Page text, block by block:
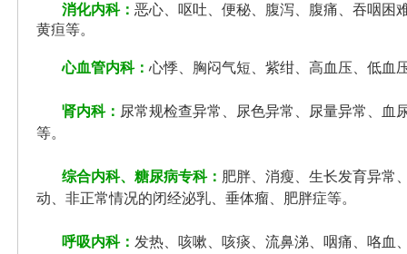
消化内科： 恶心、呕吐、便秘、腹泻、腹痛、吞咽困
黄疸等。
心血管内科： 心悸、胸闷气短、紫绀、高血压、低血
肾内科： 尿常规检查异常、尿色异常、尿量异常、血
等。
综合内科、糖尿病专科： 肥胖、消瘦、生长发育异常
动、非正常情况的闭经泌乳、垂体瘤、肥胖症等。
呼吸内科： 发热、咳嗽、咳痰、流鼻涕、咽痛、咯血